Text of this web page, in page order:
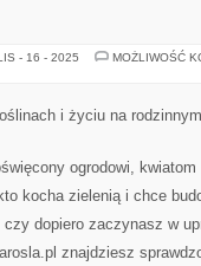
- 16 - 2025
MOŻLIWOŚĆ
i życiu na
ogrodowi,
kocha zielenią i chce
dopiero zaczynasz w
znajdziesz